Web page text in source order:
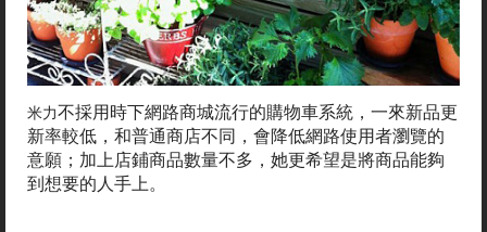
米力不採用時下網路商城流行的購物車系統，一來新品更
新率較低，和普通商店不同，會降低網路使用者瀏覽的
意願；加上店鋪商品數量不多，她更希望是將商品能夠
到想要的人手上。